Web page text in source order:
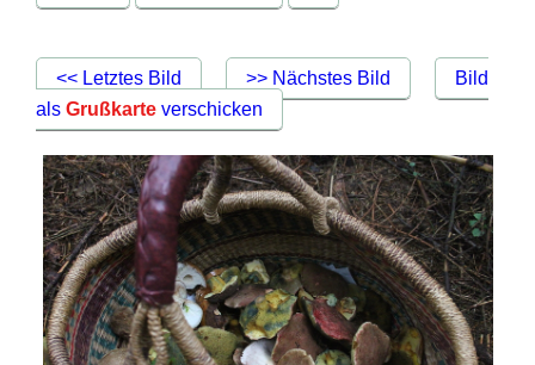
<< Letztes Bild >> Nächstes Bild
Bild
alsGrußkarte verschicken